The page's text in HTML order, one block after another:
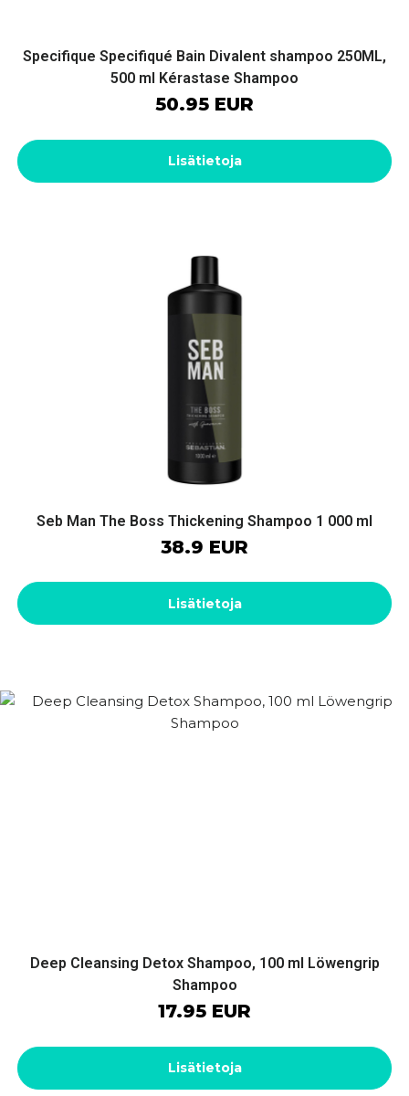
Specifique Specifiqué Bain Divalent shampoo 250ML,
500 ml Kérastase Shampoo
50.95 EUR
Lisätietoja
Seb Man The Boss Thickening Shampoo 1 000 ml
38.9 EUR
Lisätietoja
Deep Cleansing Detox Shampoo, 100 ml Löwengrip
Shampoo
17.95 EUR
Lisätietoja